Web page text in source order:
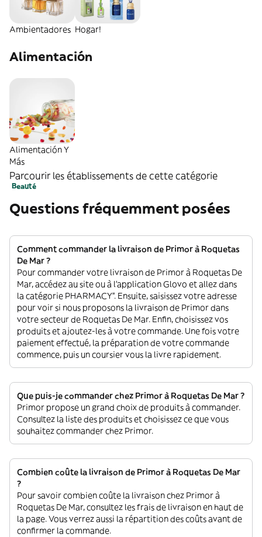
Ambientadores Hogar!
Alimentación
Alimentación Y
Más
Parcourir les établissements de cette catégorie
Beauté
Questions fréquemment posées
Comment commander la livraison de Primor à Roquetas
De Mar ?
Pour commander votre livraison de Primor à Roquetas De
Mar, accédez au site ou à l'application Glovo et allez dans
la catégorie PHARMACY”. Ensuite, saisissez votre adresse
pour voir si nous proposons la livraison de Primor dans
votre secteur de Roquetas De Mar. Enfin, choisissez vos
produits et ajoutez-les à votre commande. Une fois votre
paiement effectué, la préparation de votre commande
commence, puis un coursier vous la livre rapidement.
Que puis-je commander chez Primor à Roquetas De Mar ?
Primor propose un grand choix de produits à commander.
Consultez la liste des produits et choisissez ce que vous
souhaitez commander chez Primor.
Combien coûte la livraison de Primor à Roquetas De Mar
?
Pour savoir combien coûte la livraison chez Primor à
Roquetas De Mar, consultez les frais de livraison en haut de
la page. Vous verrez aussi la répartition des coûts avant de
confirmer la commande.